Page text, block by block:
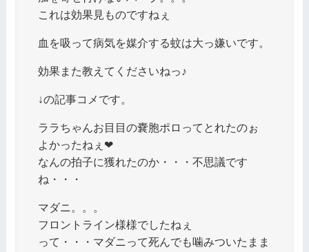
これは効果見ものですねぇ
血を吸って病気を媒介する蚊は大っ嫌いです。
効果また教えてくださいねっ♪
↓の記事コメです。
ララちゃんお目目の嚢胞ポロってとれたのぉ
よかったねぇ❤
なんの拍子に獲れたのか・・・不思議です
ね・・・
マダニ。。。
フロントライン様様でしたねぇ
って・・・マダニって死んでも噛みついたまま